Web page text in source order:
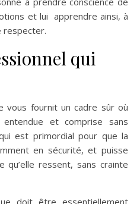
et lui apprendre ainsi, à
respecter.
qui
vous fournit un cadre sûr où
et comprise sans
est primordial pour que la
en sécurité, et puisse
qu’elle ressent, sans crainte
doit être essentiellement